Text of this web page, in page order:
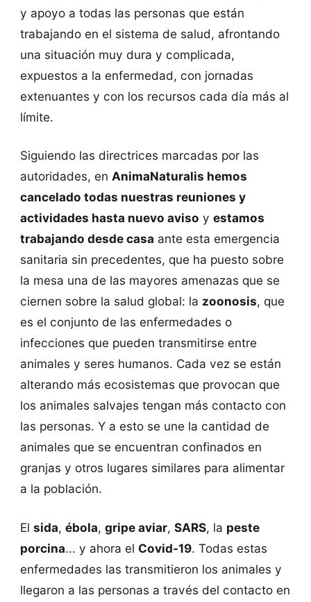
y apoyo a todas las personas que están
trabajando en el sistema de salud, afrontando
una situación muy dura y complicada,
expuestos a la enfermedad, con jornadas
extenuantes y con los recursos cada día más al
límite.
Siguiendo las directrices marcadas por las
autoridades, en AnimaNaturalis hemos
cancelado todas nuestras reuniones y
actividades hasta nuevo aviso y estamos
trabajando desde casa ante esta emergencia
sanitaria sin precedentes, que ha puesto sobre
la mesa una de las mayores amenazas que se
ciernen sobre la salud global: la zoonosis, que
es el conjunto de las enfermedades o
infecciones que pueden transmitirse entre
animales y seres humanos. Cada vez se están
alterando más ecosistemas que provocan que
los animales salvajes tengan más contacto con
las personas. Y a esto se une la cantidad de
animales que se encuentran confinados en
granjas y otros lugares similares para alimentar
a la población.
El sida, ébola, gripe aviar, SARS, la peste
porcina... y ahora el Covid-19. Todas estas
enfermedades las transmitieron los animales y
llegaron a las personas a través del contacto en